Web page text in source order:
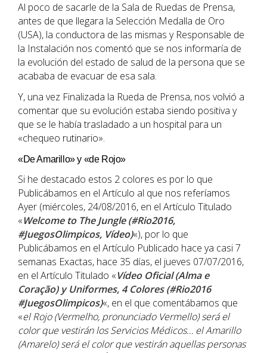
Al poco de sacarle de la Sala de Ruedas de Prensa,
antes de que llegara la Selección Medalla de Oro
(USA), la conductora de las mismas y Responsable de
la Instalación nos comentó que se nos informaría de
la evolución del estado de salud de la persona que se
acababa de evacuar de esa sala.
Y, una vez Finalizada la Rueda de Prensa, nos volvió a
comentar que su evolución estaba siendo positiva y
que se le había trasladado a un hospital para un
«chequeo rutinario».
«De Amarillo» y «de Rojo»
Si he destacado estos 2 colores es por lo que
Publicábamos en el Artículo al que nos referíamos
Ayer (miércoles, 24/08/2016, en el Artículo Titulado
«Welcome to The Jungle (#Rio2016,
#JuegosOlimpicos, Vídeo)«), por lo que
Publicábamos en el Artículo Publicado hace ya casi 7
semanas Exactas, hace 35 días, el jueves 07/07/2016,
en el Artículo Titulado «Vídeo Oficial (Alma e
Coração) y Uniformes, 4 Colores (#Rio2016
#JuegosOlimpicos)«, en el que comentábamos que
«el Rojo (Vermelho, pronunciado Vermello) será el
color que vestirán los Servicios Médicos… el Amarillo
(Amarelo) será el color que vestirán aquellas personas